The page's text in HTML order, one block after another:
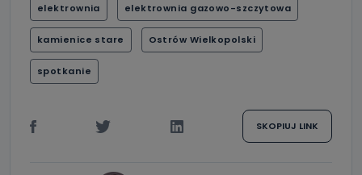
elektrownia elektrownia gazowo-szczytowa
kamienice stare Ostrów Wielkopolski
spotkanie
SKOPIUJ LINK